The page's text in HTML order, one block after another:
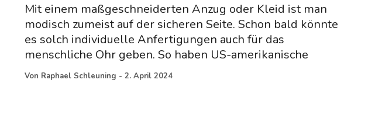
Mit einem maßgeschneiderten Anzug oder Kleid ist man
modisch zumeist auf der sicheren Seite. Schon bald könnte
es solch individuelle Anfertigungen auch für das
menschliche Ohr geben. So haben US-amerikanische
Von Raphael Schleuning - 2. April 2024